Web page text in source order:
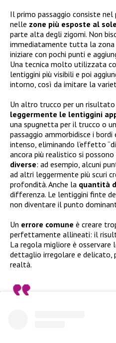
Il primo passaggio consiste
nelle zone più esposte al sole
parte alta degli zigomi. Non
immediatamente tutta la zona
iniziare con pochi punti e
Una tecnica molto utilizzata
lentiggini più visibili e poi
intorno, così da imitare la
Un altro trucco per un
leggermente le lentiggini
una spugnetta per il trucco o
passaggio ammorbidisce i
intenso, eliminando l’effetto
ancora più realistico si possono
diverse: ad esempio, alcuni
ad altri leggermente più scuri
profondità. Anche la quantità
differenza. Le lentiggini finte
non diventare il punto
Un errore comune è creare
perfettamente allineati: il
La regola migliore è osservare
dettaglio irregolare e delicato,
realtà.